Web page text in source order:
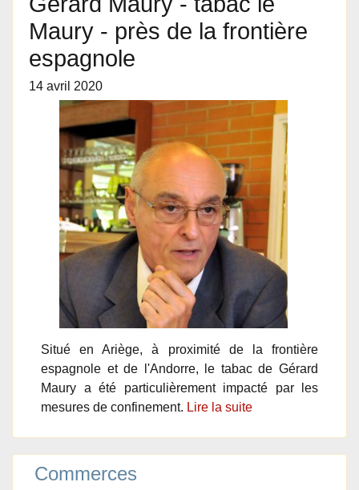
Maury - près de la frontière
espagnole
14 avril 2020
Situé en Ariège, à proximité de la frontière
espagnole et de l'Andorre, le tabac de Gérard
Maury a été particulièrement impacté par les
mesures de confinement. Lire la suite
Commerces